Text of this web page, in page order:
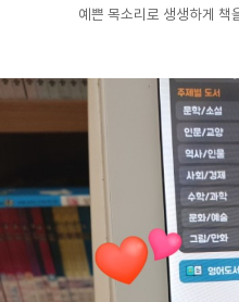
예쁜 목소리로 생생하게 책